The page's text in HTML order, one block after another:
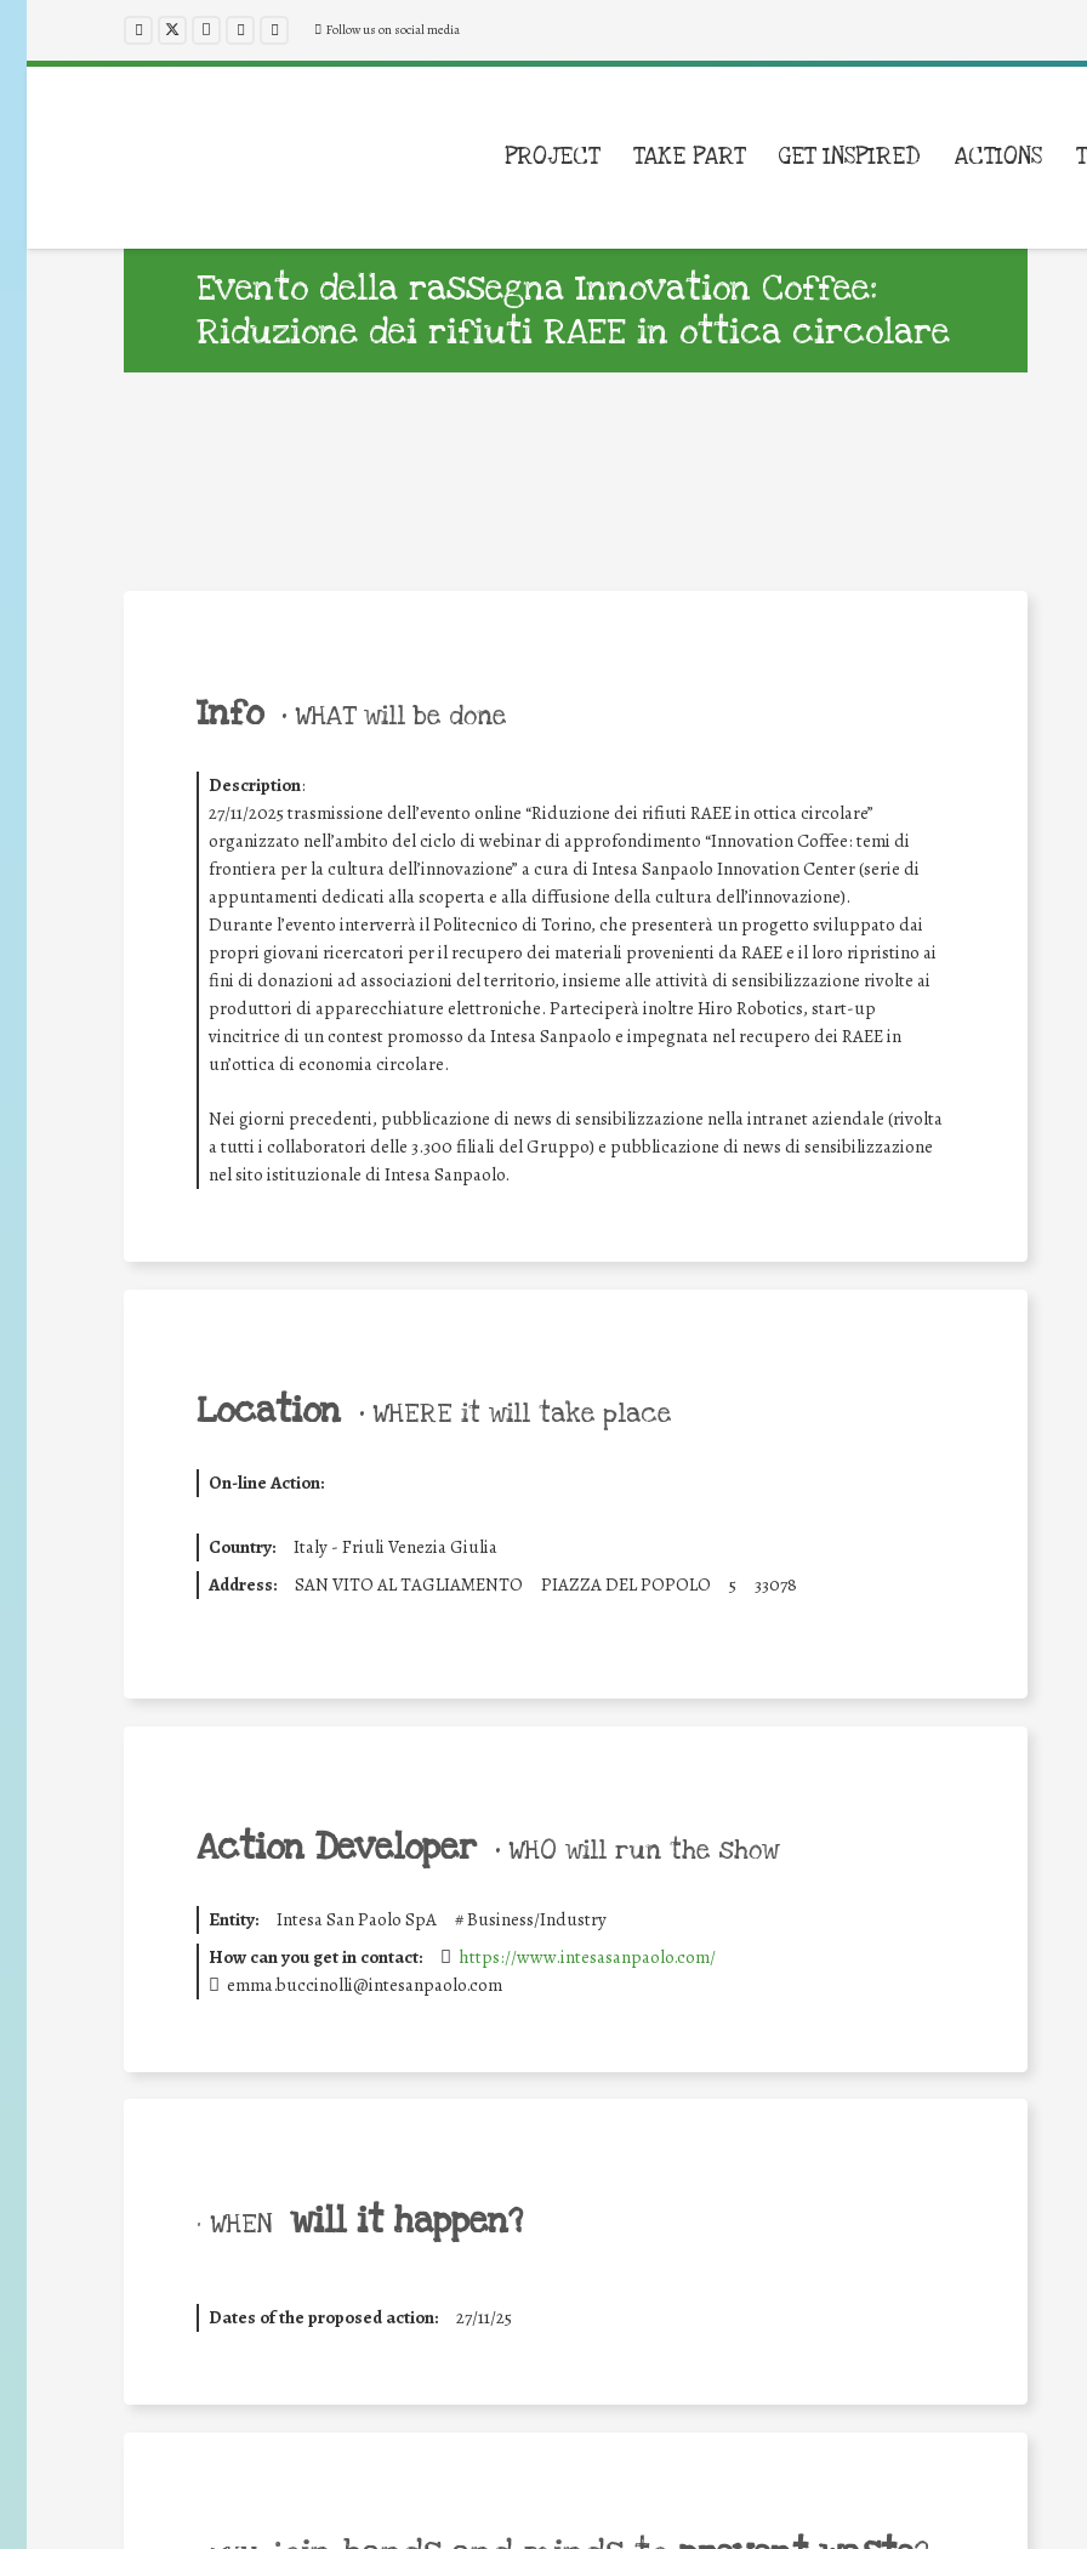
Follow us on social media
PROJECT TAKE PART GET INSPIRED ACTIONS
Evento della rassegna Innovation Coffee:
Riduzione dei rifiuti RAEE in ottica circolare
Info • WHAT will be done
Description:
27/11/2025 trasmissione dell’evento online “Riduzione dei rifiuti RAEE in ottica circolare”
organizzato nell’ambito del ciclo di webinar di approfondimento “Innovation Coffee: temi di
frontiera per la cultura dell’innovazione” a cura di Intesa Sanpaolo Innovation Center (serie di
appuntamenti dedicati alla scoperta e alla diffusione della cultura dell’innovazione).
Durante l’evento interverrà il Politecnico di Torino, che presenterà un progetto sviluppato dai
propri giovani ricercatori per il recupero dei materiali provenienti da RAEE e il loro ripristino ai
fini di donazioni ad associazioni del territorio, insieme alle attività di sensibilizzazione rivolte ai
produttori di apparecchiature elettroniche. Parteciperà inoltre Hiro Robotics, start-up
vincitrice di un contest promosso da Intesa Sanpaolo e impegnata nel recupero dei RAEE in
un’ottica di economia circolare.
Nei giorni precedenti, pubblicazione di news di sensibilizzazione nella intranet aziendale (rivolta
a tutti i collaboratori delle 3.300 filiali del Gruppo) e pubblicazione di news di sensibilizzazione
nel sito istituzionale di Intesa Sanpaolo.
Location • WHERE it will take place
On-line Action:
Country:
Italy - Friuli Venezia Giulia
Address:
SAN VITO AL TAGLIAMENTO PIAZZA DEL POPOLO 5 33078
Action Developer • WHO will run the show
Entity: Intesa San Paolo SpA #Business/Industry
How can you get in contact:
https://www.intesasanpaolo.com/
emma.buccinolli@intesanpaolo.com
• WHEN will it happen?
Dates of the proposed action: 27/11/25